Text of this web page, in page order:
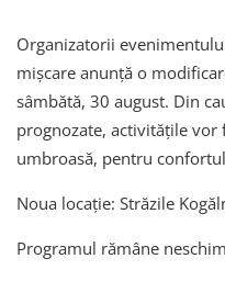
Organizatorii
mișcare anunță o
sâmbătă, 30 august. Din
prognozate, activitățile
umbroasă, pentru
Noua locație: Străzile
Programul rămâne